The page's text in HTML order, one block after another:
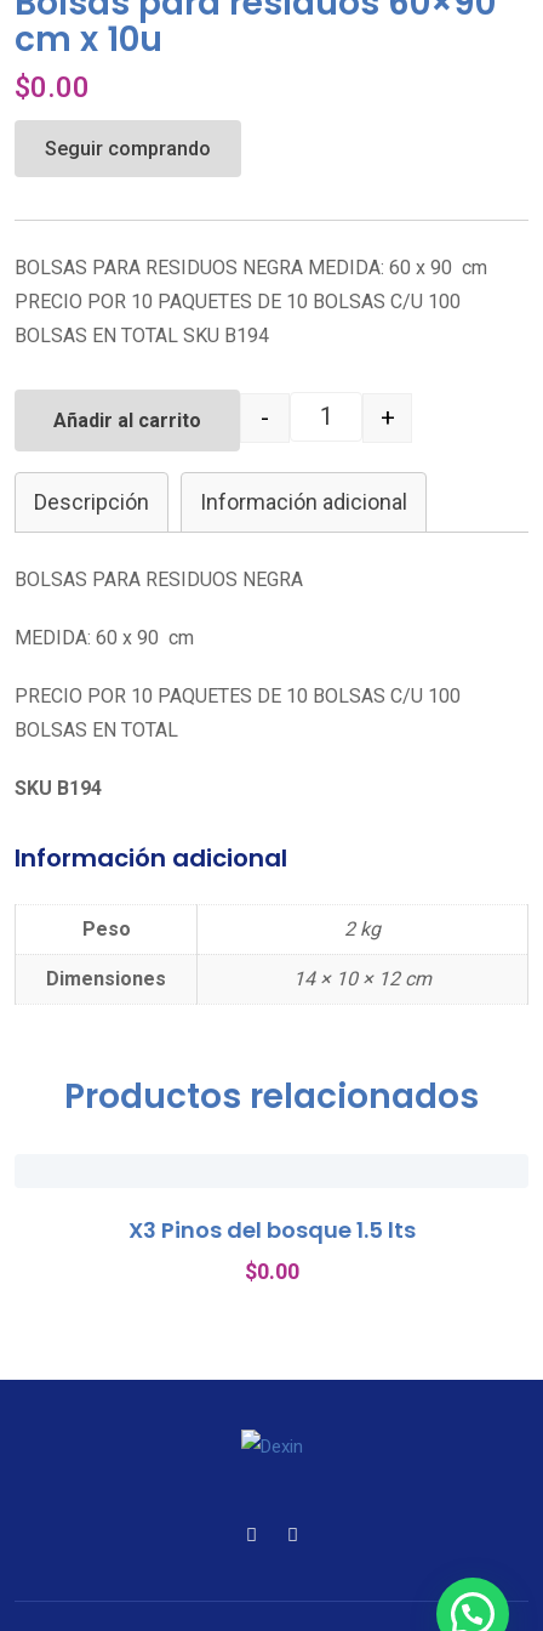
cm x 10u
$0.00
Seguir comprando
BOLSAS PARA RESIDUOS NEGRA MEDIDA: 60 x 90 cm
PRECIO POR 10 PAQUETES DE 10 BOLSAS C/U 100
BOLSAS EN TOTAL SKU B194
Quantity
- +
Añadir al carrito
Descripción Información adicional
BOLSAS PARA RESIDUOS NEGRA
MEDIDA: 60 x 90 cm
PRECIO POR 10 PAQUETES DE 10 BOLSAS C/U 100
BOLSAS EN TOTAL
SKU B194
Información adicional
Peso 2 kg
Dimensiones 14 × 10 × 12 cm
Productos relacionados
X3 Pinos del bosque 1.5 lts
$0.00